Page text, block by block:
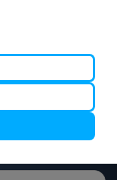
Брест - Нюрнберг